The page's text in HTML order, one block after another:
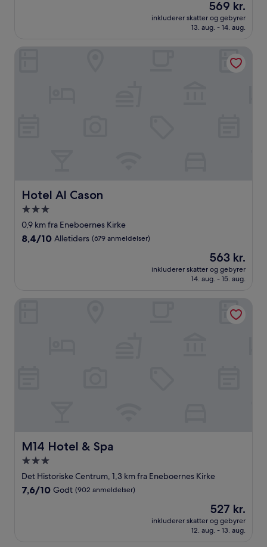
anmeldelser)
Prisen
er
569 kr.
569 kr.
inkluderer skatter og gebyrer
13. aug. - 14. aug.
Hotel Al Cason
Hotel Al Cason
3.0-
stjernet
overnatningssted
0,9 km fra Eneboernes Kirke
8.4
anmeldelser)
8,4/10 Alletiders (679 anmeldelser)
Prisen
er
563 kr.
563 kr.
inkluderer skatter og gebyrer
14. aug. - 15. aug.
M14 Hotel & Spa
M14 Hotel & Spa
3.0-
stjernet
overnatningssted
Det Historiske Centrum, 1,3 km fra Eneboernes Kirke
7.6
7,6/10 Godt (902 anmeldelser)
Prisen
er
527 kr.
527 kr.
inkluderer skatter og gebyrer
12. aug. - 13. aug.